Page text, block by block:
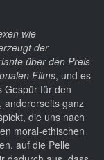
wie
der
über den Preis
Films, und es
Gespür für den
andererseits ganz
die uns nach
moral-ethischen
auf die Pelle